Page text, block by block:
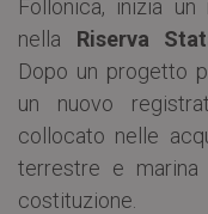
Follonica, inizia
nella Riserva
Dopo un progetto
un nuovo
collocato nelle
terrestre e
costituzione.